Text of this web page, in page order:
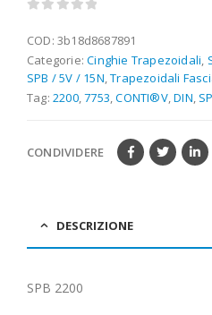
COD: 3b18d8687891
Categorie:Cinghie Trapezoidali
SPB / 5V / 15N ,Trapezoidali
Tag: 2200,7753 ,CONTI®V,DIN
CONDIVIDERE
DESCRIZIONE
SPB 2200